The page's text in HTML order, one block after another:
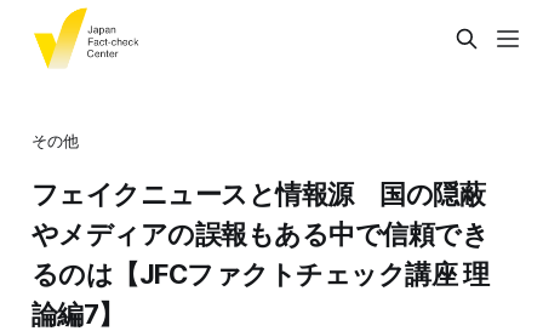
その他
フェイクニュースと情報源 国の隠蔽
やメディアの誤報もある中で信頼でき
るのは【JFCファクトチェック講座 理
論編7】